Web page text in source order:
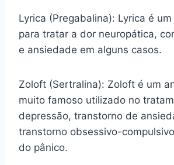
Lyrica (Pregabalina): Lyrica é
para tratar a dor neuropática,
e ansiedade em alguns casos.
Zoloft (Sertralina): Zoloft é um
muito famoso utilizado no
depressão, transtorno de
transtorno obsessivo-
do pânico.